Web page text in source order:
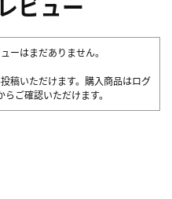
ーはまだありません。
稿いただけます。購入商品はログ
らご確認いただけます。